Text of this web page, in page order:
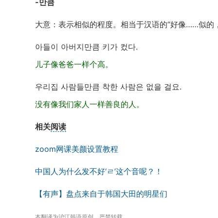
-만큼
大意：表示相似的程度。相当于汉语的“好像……似的
아들이 아버지만큼 키가 컸다.
儿子像爸爸一样个高。
우리집 사람들만큼 착한 사람은 없을 걸요.
没有像我们家人一样善良的人。
相关阅读
zoom网课美颜设置教程
中国人为什么发不好‘ㄹ’这个音呢？！
【有声】盘点来自于韩国大田的明星们